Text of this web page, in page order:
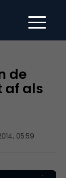
de
af als
05:59